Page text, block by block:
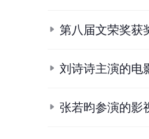
第八届文荣奖获
刘诗诗主演的电
张若昀参演的影